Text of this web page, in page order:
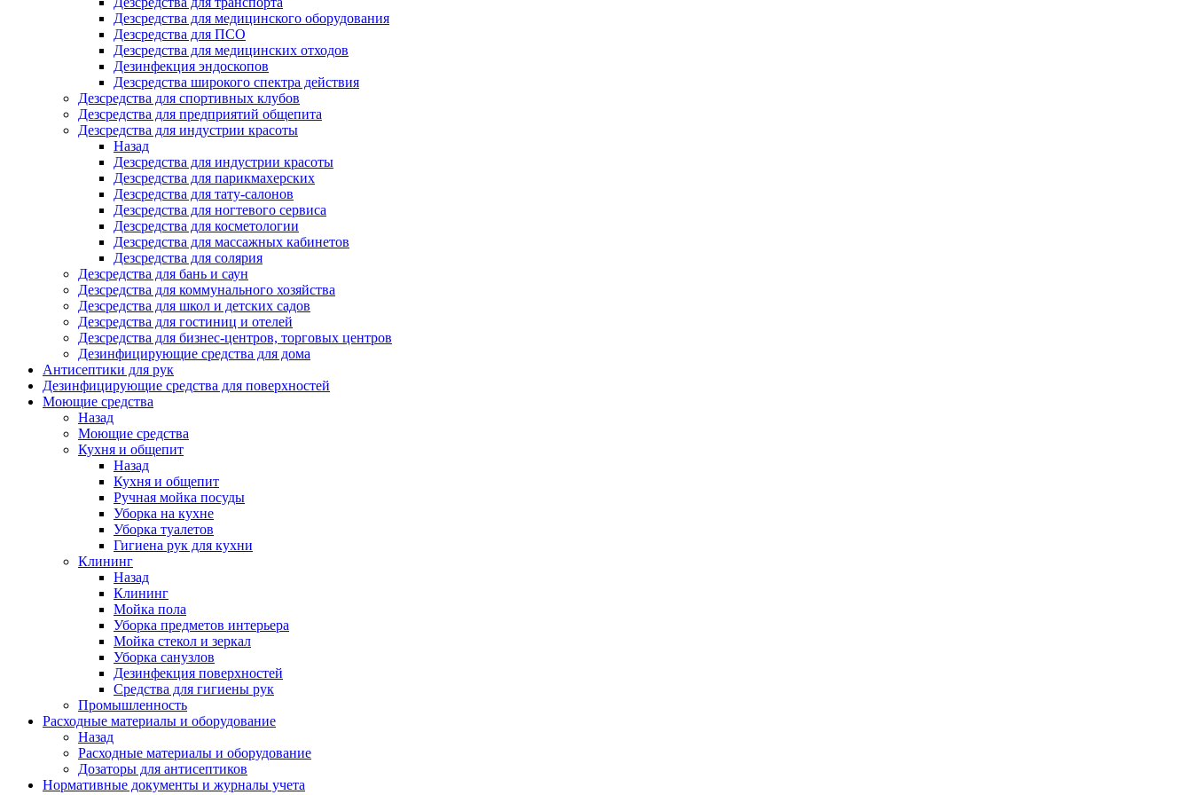
Дезсредства для медицинского оборудования
Дезсредства для ПСО
Дезсредства для медицинских отходов
Дезинфекция эндоскопов
Дезсредства широкого спектра действия
Дезсредства для спортивных клубов
Дезсредства для предприятий общепита
Дезсредства для индустрии красоты
Назад
Дезсредства для индустрии красоты
Дезсредства для парикмахерских
Дезсредства для тату-салонов
Дезсредства для ногтевого сервиса
Дезсредства для косметологии
Дезсредства для массажных кабинетов
Дезсредства для солярия
Дезсредства для бань и саун
Дезсредства для коммунального хозяйства
Дезсредства для школ и детских садов
Дезсредства для гостиниц и отелей
Дезсредства для бизнес-центров, торговых центров
Дезинфицирующие средства для дома
Антисептики для рук
Дезинфицирующие средства для поверхностей
Моющие средства
Назад
Моющие средства
Кухня и общепит
Назад
Кухня и общепит
Ручная мойка посуды
Уборка на кухне
Уборка туалетов
Гигиена рук для кухни
Клининг
Назад
Клининг
Мойка пола
Уборка предметов интерьера
Мойка стекол и зеркал
Уборка санузлов
Дезинфекция поверхностей
Средства для гигиены рук
Промышленность
Расходные материалы и оборудование
Назад
Расходные материалы и оборудование
Дозаторы для антисептиков
Нормативные документы и журналы учета